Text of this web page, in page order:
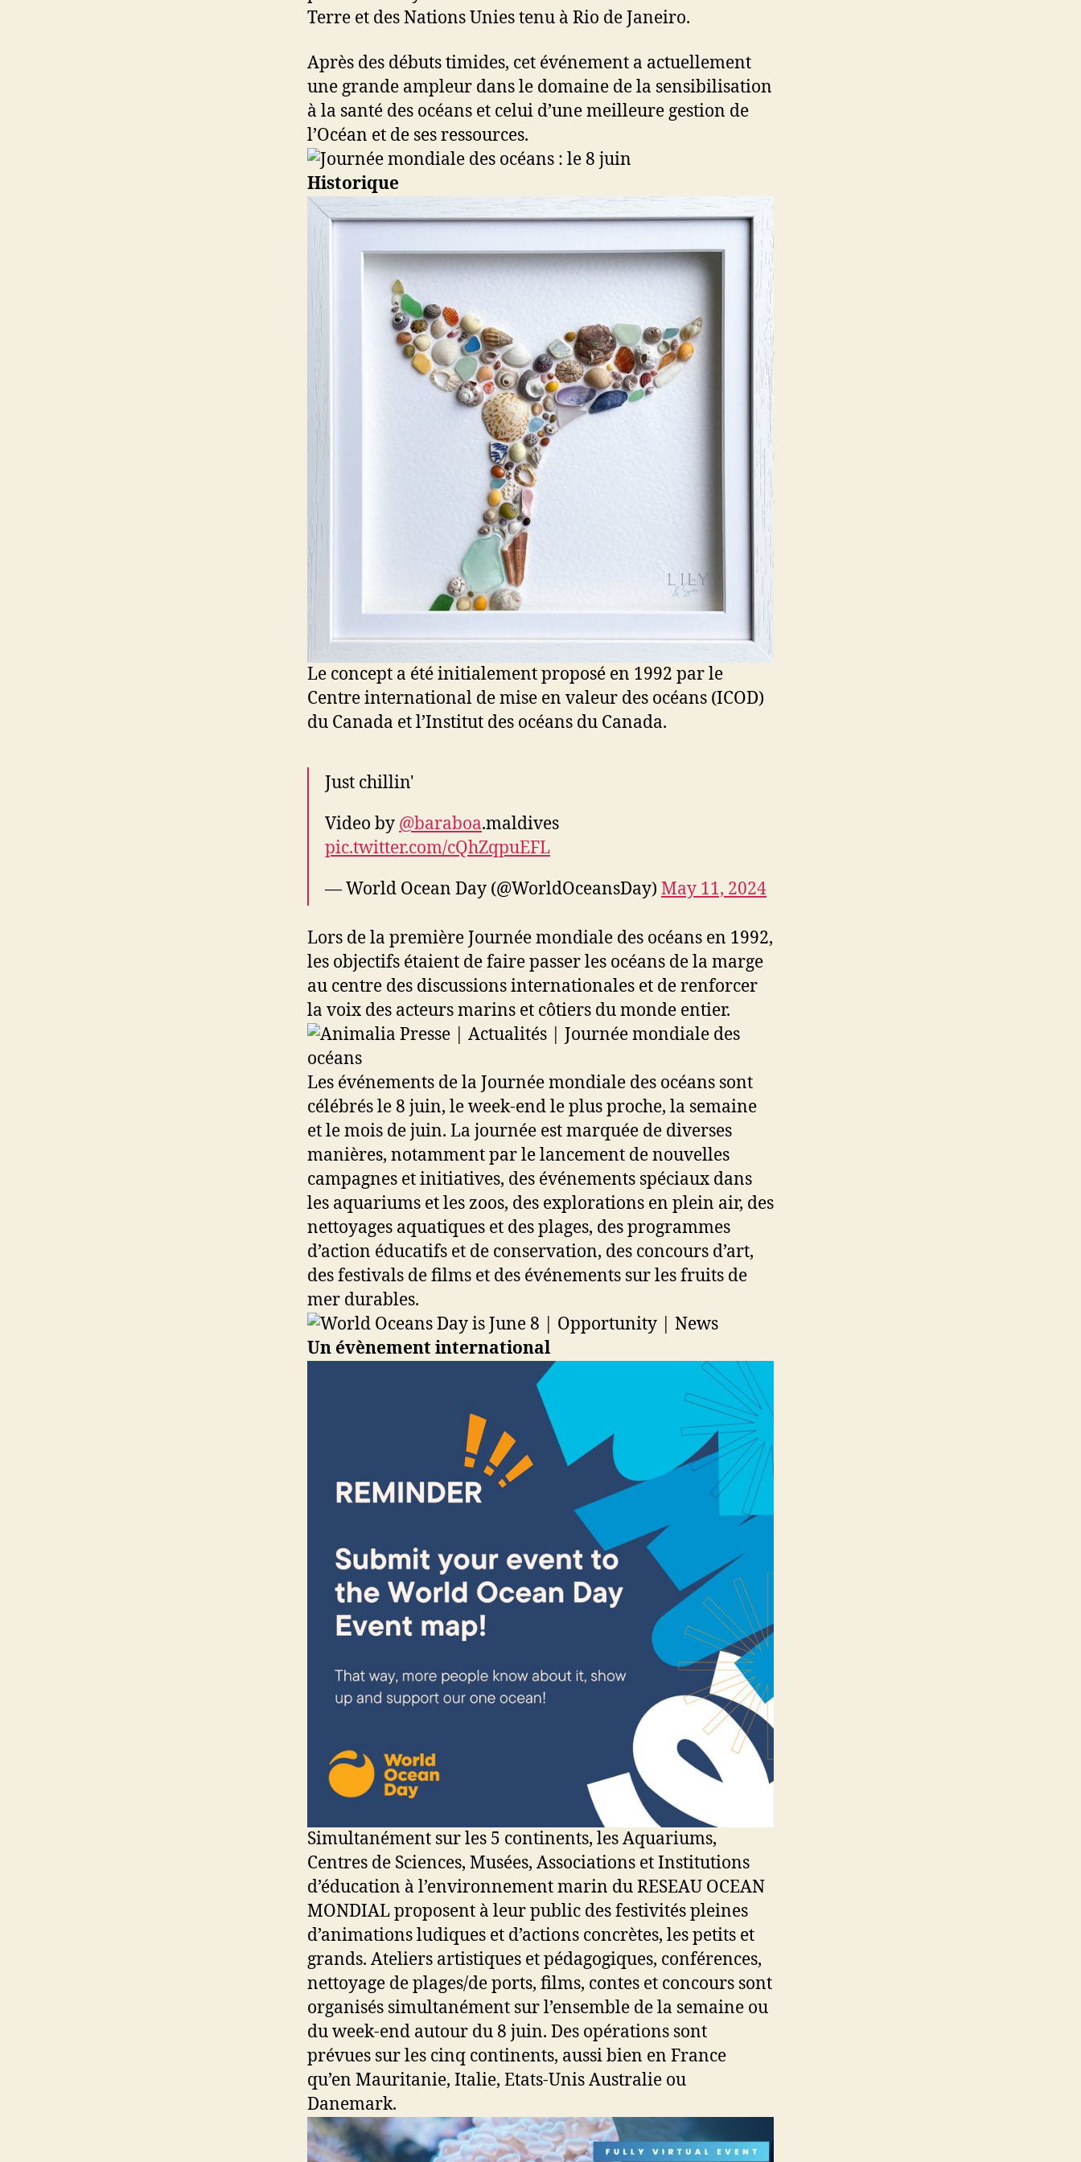
Terre et des Nations Unies tenu à Rio de Janeiro.
Après des débuts timides, cet événement a actuellement
une grande ampleur dans le domaine de la sensibilisation
à la santé des océans et celui d’une meilleure gestion de
l’Océan et de ses ressources.
Historique
Le concept a été initialement proposé en 1992 par le
Centre international de mise en valeur des océans (ICOD)
du Canada et l’Institut des océans du Canada.
Just chillin'
Video by @baraboa.maldives
pic.twitter.com/cQhZqpuEFL
— World Ocean Day (@WorldOceansDay) May 11, 2024
Lors de la première Journée mondiale des océans en 1992,
les objectifs étaient de faire passer les océans de la marge
au centre des discussions internationales et de renforcer
la voix des acteurs marins et côtiers du monde entier.
Les événements de la Journée mondiale des océans sont
célébrés le 8 juin, le week-end le plus proche, la semaine
et le mois de juin. La journée est marquée de diverses
manières, notamment par le lancement de nouvelles
campagnes et initiatives, des événements spéciaux dans
les aquariums et les zoos, des explorations en plein air, des
nettoyages aquatiques et des plages, des programmes
d’action éducatifs et de conservation, des concours d’art,
des festivals de films et des événements sur les fruits de
mer durables.
Un évènement international
Simultanément sur les 5 continents, les Aquariums,
Centres de Sciences, Musées, Associations et Institutions
d’éducation à l’environnement marin du RESEAU OCEAN
MONDIAL proposent à leur public des festivités pleines
d’animations ludiques et d’actions concrètes, les petits et
grands. Ateliers artistiques et pédagogiques, conférences,
nettoyage de plages/de ports, films, contes et concours sont
organisés simultanément sur l’ensemble de la semaine ou
du week-end autour du 8 juin. Des opérations sont
prévues sur les cinq continents, aussi bien en France
qu’en Mauritanie, Italie, Etats-Unis Australie ou
Danemark.